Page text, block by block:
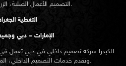
التصميم الأعمال الصلبة، الزراعة، وأنظمة الري.
التغطية
الإمارات – دبي
الكيدرا شركة تصميم داخلي في دبي تعمل في
وتقدم خدمات التصميم الداخلي، المعماري، وتصميم الحدائق.